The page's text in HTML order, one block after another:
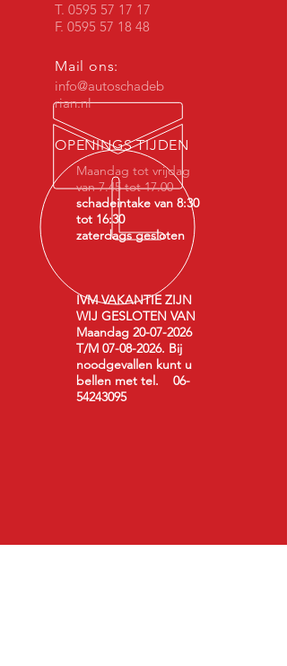
T. 0595 57 17 17
F. 0595 57 18 48
Mail ons:
info@autoschadeb
rian.nl
OPENINGS TIJDEN
Maandag tot vrijdag
van 7.45 tot 17.00
schadeintake van 8:30
tot 16:30
zaterdags gesloten
IVM VAKANTIE ZIJN
WIJ GESLOTEN VAN
Maandag 20-07-2026
T/M 07-08-2026. Bij
noodgevallen kunt u
bellen met tel. 06-
54243095